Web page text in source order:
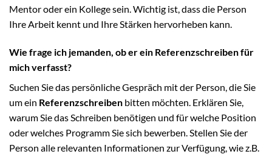
Mentor oder ein Kollege sein. Wichtig ist, dass die Person
Ihre Arbeit kennt und Ihre Stärken hervorheben kann.
Wie frage ich jemanden, ob er ein Referenzschreiben für
mich verfasst?
Suchen Sie das persönliche Gespräch mit der Person, die Sie
um ein Referenzschreiben bitten möchten. Erklären Sie,
warum Sie das Schreiben benötigen und für welche Position
oder welches Programm Sie sich bewerben. Stellen Sie der
Person alle relevanten Informationen zur Verfügung, wie z.B.